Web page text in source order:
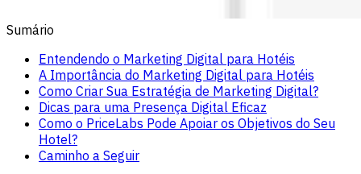
Sumário
Entendendo o Marketing Digital para Hotéis
A Importância do Marketing Digital para Hotéis
Como Criar Sua Estratégia de Marketing Digital?
Dicas para uma Presença Digital Eficaz
Como o PriceLabs Pode Apoiar os Objetivos do Seu
Hotel?
Caminho a Seguir